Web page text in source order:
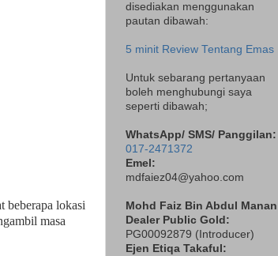
beberapa lokasi
masa
disediakan menggunakan
pautan dibawah:
5 minit Review Tentang Emas
Untuk sebarang pertanyaan
boleh menghubungi saya
seperti dibawah;
WhatsApp/ SMS/ Panggilan:
017-2471372
Emel:
mdfaiez04@yahoo.com
Mohd Faiz Bin Abdul Manan
Dealer Public Gold:
PG00092879 ( Introducer)
Ejen Etiqa Takaful: